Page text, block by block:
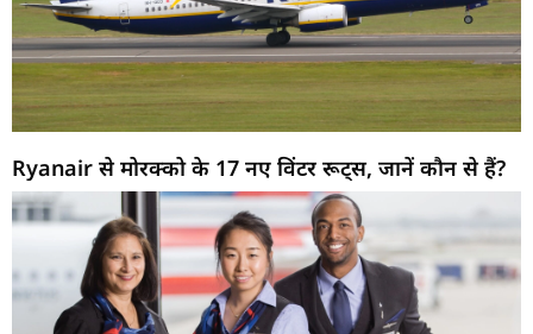
Ryanair से मोरक्को के 17 नए विंटर रूट्स, जानें कौन से हैं?